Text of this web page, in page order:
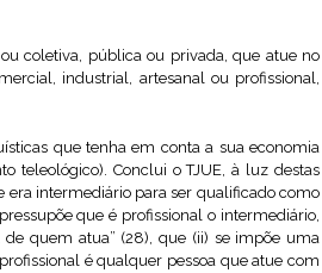
coletiva, pública ou privada, que atue no
industrial, artesanal ou profissional,
que tenha em conta a sua economia
teleológico). Conclui o TJUE, à luz destas
era intermediário para ser qualificado como
que é profissional o intermediário,
quem atua” (28), que (ii) se impõe uma
é qualquer pessoa que atue com